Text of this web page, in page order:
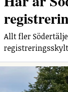
Allt fler